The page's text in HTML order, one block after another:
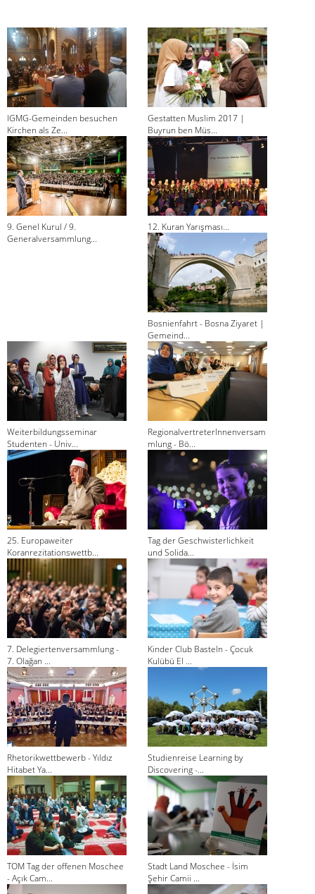
IGMG-Gemeinden besuchen
Kirchen als Ze...
Gestatten Muslim 2017 |
Buyrun ben Müs...
9. Genel Kurul / 9.
Generalversammlung...
12. Kuran Yarışması...
Bosnienfahrt - Bosna Ziyaret |
Gemeind...
Weiterbildungsseminar
Studenten - Univ...
RegionalvertreterInnenversam
mlung - Bö...
25. Europaweiter
Koranrezitationswettb...
Tag der Geschwisterlichkeit
und Solida...
7. Delegiertenversammlung -
7. Olağan ...
Kinder Club Basteln - Çocuk
Kulübü El ...
Rhetorikwettbewerb - Yıldız
Hitabet Ya...
Studienreise Learning by
Discovering -...
TOM Tag der offenen Moschee
- Açık Cam...
Stadt Land Moschee - İsim
Şehir Camii ...